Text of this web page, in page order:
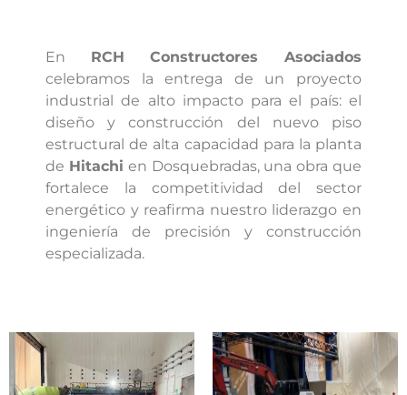
En RCH Constructores Asociados
celebramos la entrega de un proyecto
industrial de alto impacto para el país: el
diseño y construcción del nuevo piso
estructural de alta capacidad para la planta
de Hitachi en Dosquebradas, una obra que
fortalece la competitividad del sector
energético y reafirma nuestro liderazgo en
ingeniería de precisión y construcción
especializada.